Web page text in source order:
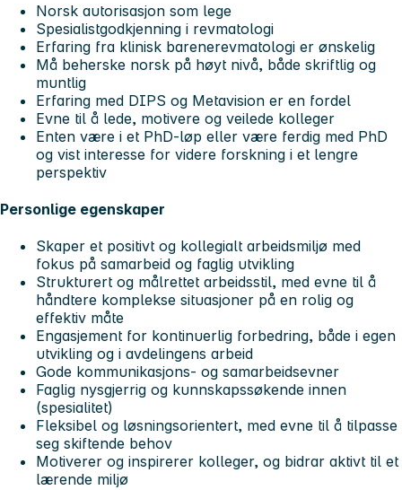
Norsk autorisasjon som lege
Spesialistgodkjenning i revmatologi
Erfaring fra klinisk barenerevmatologi er ønskelig
Må beherske norsk på høyt nivå, både skriftlig og
muntlig
Erfaring med DIPS og Metavision er en fordel
Evne til å lede, motivere og veilede kolleger
Enten være i et PhD-løp eller være ferdig med PhD
og vist interesse for videre forskning i et lengre
perspektiv
Personlige egenskaper
Skaper et positivt og kollegialt arbeidsmiljø med
fokus på samarbeid og faglig utvikling
Strukturert og målrettet arbeidsstil, med evne til å
håndtere komplekse situasjoner på en rolig og
effektiv måte
Engasjement for kontinuerlig forbedring, både i egen
utvikling og i avdelingens arbeid
Gode kommunikasjons- og samarbeidsevner
Faglig nysgjerrig og kunnskapssøkende innen
(spesialitet)
Fleksibel og løsningsorientert, med evne til å tilpasse
seg skiftende behov
Motiverer og inspirerer kolleger, og bidrar aktivt til et
lærende miljø